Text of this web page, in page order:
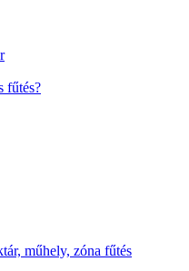
fűtés?
műhely, zóna fűtés